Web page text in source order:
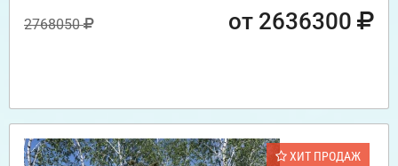
2768050 от 2636300
ХИТ ПРОДАЖ